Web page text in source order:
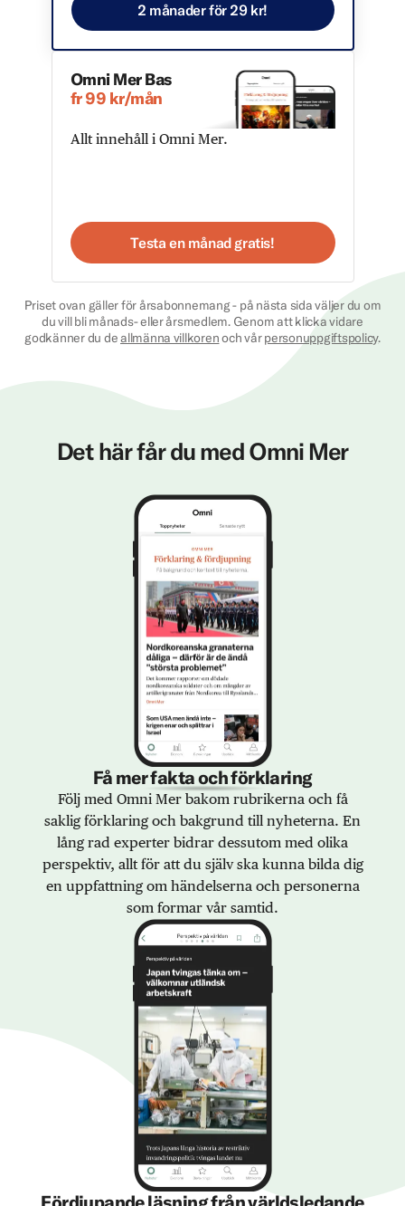
2 månader för 29 kr!
Omni Mer Bas
fr 99 kr/mån
Allt innehåll i Omni Mer.
Testa en månad gratis!
Priset ovan gäller för årsabonnemang - på nästa sida väljer du om
du vill bli månads- eller årsmedlem. Genom att klicka vidare
godkänner du deallmänna villkorenoch vårpersonuppgiftspolicy.
Det här får du med Omni Mer
Få mer fakta och förklaring
Följ med Omni Mer bakom rubrikerna och få
saklig förklaring och bakgrund till nyheterna. En
lång rad experter bidrar dessutom med olika
perspektiv, allt för att du själv ska kunna bilda dig
en uppfattning om händelserna och personerna
som formar vår samtid.